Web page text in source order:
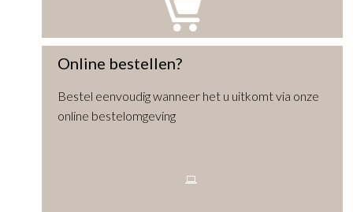
Online bestellen?
Bestel eenvoudig wanneer het u uitkomt via onze
online bestelomgeving